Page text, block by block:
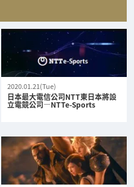
2020.01.21(Tue)
日本最大電信公司NTT東日本將設
立電競公司—NTTe-Sports